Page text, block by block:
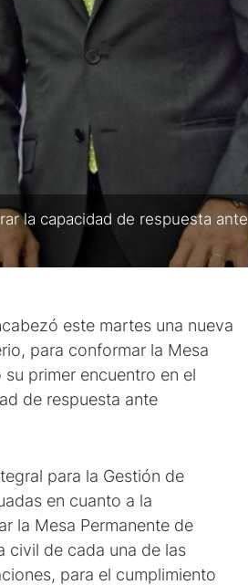
la capacidad de respuesta ante
este martes una nueva
para conformar la Mesa
primer encuentro en el
de respuesta ante
para la Gestión de
en cuanto a la
la Mesa Permanente de
civil de cada una de las
para el cumplimiento